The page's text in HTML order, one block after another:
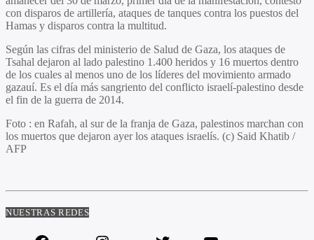
con disparos de artillería, ataques de tanques contra los puestos del
Hamas y disparos contra la multitud.
Según las cifras del ministerio de Salud de Gaza, los ataques de
Tsahal dejaron al lado palestino 1.400 heridos y 16 muertos dentro
de los cuales al menos uno de los líderes del movimiento armado
gazauí. Es el día más sangriento del conflicto israelí-palestino desde
el fin de la guerra de 2014.
Foto : en Rafah, al sur de la franja de Gaza, palestinos marchan con
los muertos que dejaron ayer los ataques israelís. (c) Said Khatib /
AFP
NUESTRAS REDES